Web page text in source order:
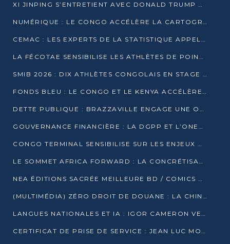
XI JINPING S’ENTRETIENT AVEC DONALD TRUMP À BEIJING
NUMÉRIQUE : LE CONGO ACCÉLÈRE LA CARTOGRAPHIE DE SES INFRASTRUCTURES DIGITALES
CEMAC : LES EXPERTS DE LA STATISTIQUE APPELLENT À RENFORCER LA SÉCURISATION DES DONNÉES
LA FÉCOTAE SENSIBILISE LES ATHLÈTES DE POINTE-NOIRE À L’HYGIÈNE ALIMENTA
SMIB 2026 : DIX ATHLÈTES CONGOLAIS EN STAGE AU KENYA
FONDS BLEU : LE CONGO ET LE KENYA ACCÉLÈRENT LA MOBILISATION DES FINANCEMENTS
DETTE PUBLIQUE : BRAZZAVILLE ENGAGE UNE OPÉRATION DE RACHAT DE 575 MILLIONS DE DOLLARS
GOUVERNANCE FINANCIÈRE : LA DGPP ET L’ONEC-C VERS UN PARTENARIAT POUR ASSAINIR LES ENTREPRISES PUBLIQUES
CONGO TERMINAL SENSIBILISE SUR LES ENJEUX DE LA SANTÉ MENTALE EN
LE SOMMET AFRICA FORWARD : LA CONCRÉTISATION DE PARTENARIATS ÉQUILIBRÉS ET TOURNÉS VERS L’AVENIR ENTRE LE CONTINENT AFRICAIN ET LA FRANCE
NEA ÉDITIONS SACRÉE MEILLEURE BD / COMICS D’AFRIQUE AU KENYA
(MULTIMÉDIA) ZÉRO DROIT DE DOUANE : LA CHINE ET L’AFRIQUE VERS UNE PROXIMITÉ SANS PRÉCÉDENT (PAPIER GÉNÉRAL)
LANGUES NATIONALES ET IA : IGOR CAMERON VEUT ARRIMER LA STRATÉGIE IA À LA LOI SUR LA RECHERCHE
CERTIFICAT DE PRISE DE SERVICE : JEAN LUC MOUTHOU DÉMENT UNE « FAKE NEWS »